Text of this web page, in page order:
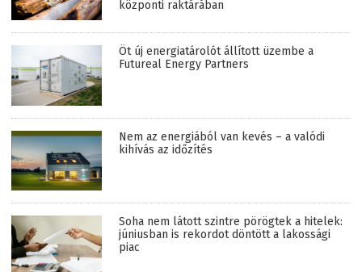
központi raktárában
Öt új energiatárolót állított üzembe a
Futureal Energy Partners
Nem az energiából van kevés – a valódi
kihívás az időzítés
Soha nem látott szintre pörögtek a hitelek:
júniusban is rekordot döntött a lakossági
piac